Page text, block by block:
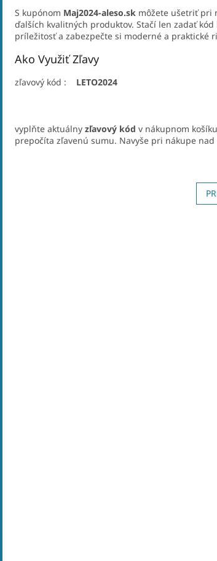
S kupónom Maj2024-aleso.sk môžete ušetriť pri
ďalších kvalitných produktov. Stačí len zadať
príležitosť a zabezpečte si moderné a praktické
Ako Využiť Zľavy
zľavový kód : LETO2024
vyplňte aktuálny zľavový kód v nákupnom
prepočíta zľavenú sumu. Navyše pri nákupe